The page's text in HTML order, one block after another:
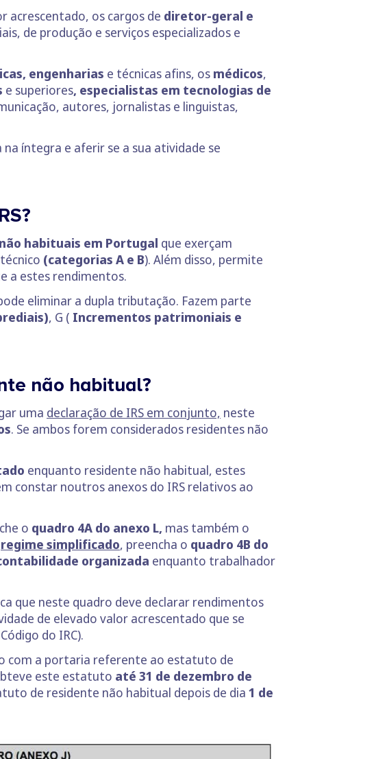
acrescentado, os cargos de diretor-geral e
de produção e serviços especializados e
engenharias e técnicas afins, os médicos,
e superiores, especialistas em tecnologias de
autores, jornalistas e linguistas,
íntegra e aferir se a sua atividade se
habituais em Portugal que exerçam
(categorias A e B). Além disso, permite
a estes rendimentos.
eliminar a dupla tributação. Fazem parte
, G ( Incrementos patrimoniais e
não habitual?
uma declaração de IRS em conjunto, neste
. Se ambos forem considerados residentes não
enquanto residente não habitual, estes
constar noutros anexos do IRS relativos ao
o quadro 4A do anexo L, mas também o
regime simplificado, preencha o quadro 4B do
organizada enquanto trabalhador
que neste quadro deve declarar rendimentos
de elevado valor acrescentado que se
do IRC).
com a portaria referente ao estatuto de
este estatuto até 31 de dezembro de
de residente não habitual depois de dia 1 de